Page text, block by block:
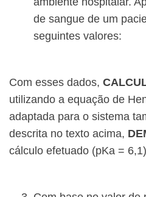
de sangue de um
seguintes valores:
Com esses dados,
utilizando a equação de
adaptada para o sistema
descrita no texto acima,
cálculo efetuado (pKa =